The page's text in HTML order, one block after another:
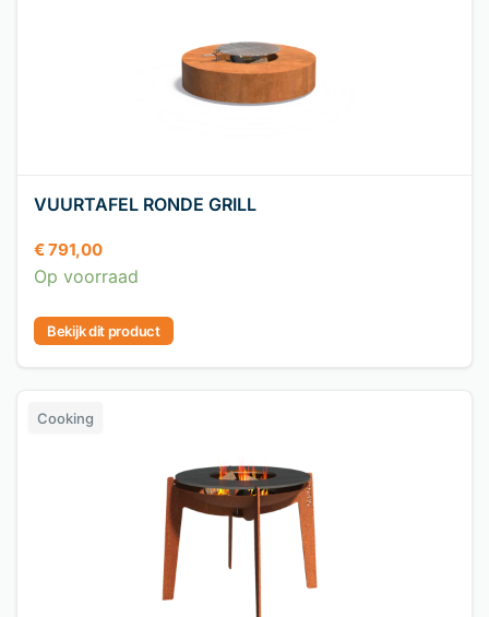
VUURTAFEL RONDE GRILL
€791,00
Op voorraad
Bekijk dit product
Cooking